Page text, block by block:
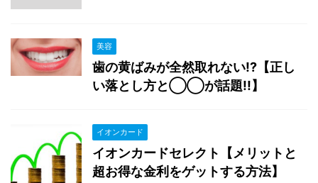
美容
歯の黄ばみが全然取れない!?【正し
い落とし方と◯◯が話題!!】
イオンカード
イオンカードセレクト【メリットと
超お得な金利をゲットする方法】